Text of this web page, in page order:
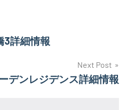
3詳細情報
Next Post
デンレジデンス詳細情報